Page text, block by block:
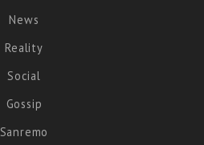
News
Reality
Social
Gossip
Sanremo